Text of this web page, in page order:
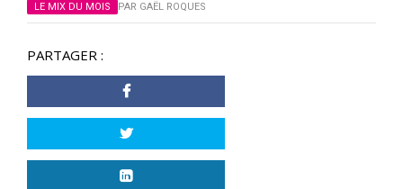
LE MIX DU MOIS PAR GAËL ROQUES
PARTAGER :